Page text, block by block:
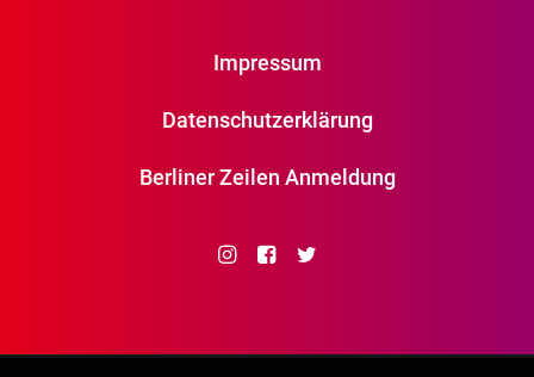
Impressum
Datenschutzerklärung
Berliner Zeilen Anmeldung